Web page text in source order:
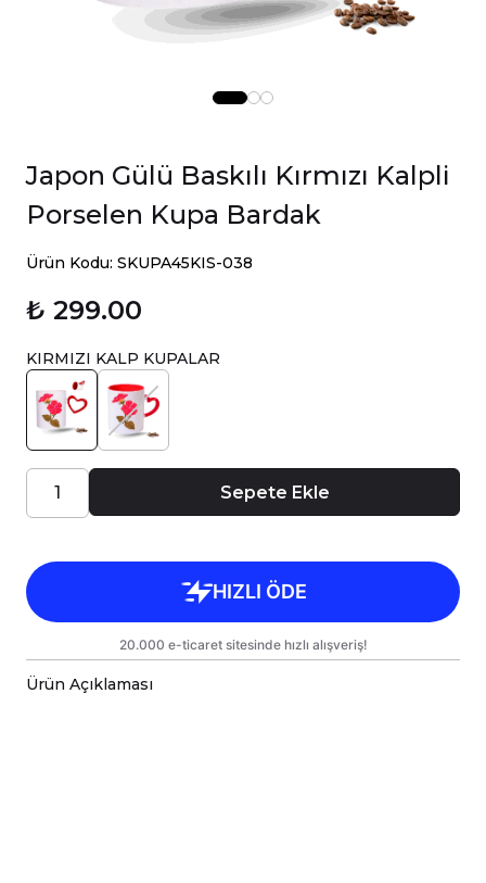
Japon Gülü Baskılı Kırmızı Kalpli
Porselen Kupa Bardak
Ürün Kodu: SKUPA45KIS-038
₺ 299.00
KIRMIZI KALP KUPALAR
Sepete Ekle
Ürün Açıklaması